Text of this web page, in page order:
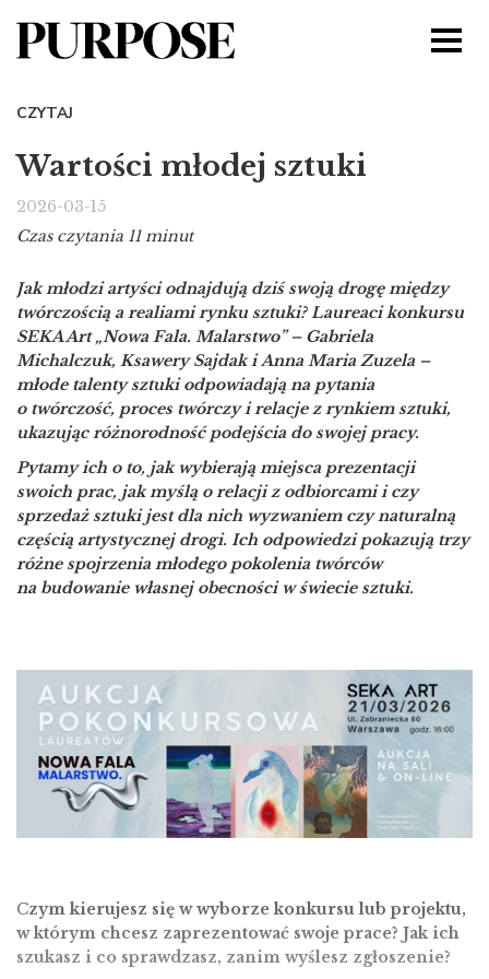
CZYTAJ
Wartości młodej sztuki
2026-03-15
Czas czytania 11 minut
Jak młodzi artyści odnajdują dziś swoją drogę między
twórczością a realiami rynku sztuki? Laureaci konkursu
SEKA Art „Nowa Fala. Malarstwo” – Gabriela
Michalczuk, Ksawery Sajdak i Anna Maria Zuzela –
młode talenty sztuki odpowiadają na pytania
o twórczość, proces twórczy i relacje z rynkiem sztuki,
ukazując różnorodność podejścia do swojej pracy.
Pytamy ich o to, jak wybierają miejsca prezentacji
swoich prac, jak myślą o relacji z odbiorcami i czy
sprzedaż sztuki jest dla nich wyzwaniem czy naturalną
częścią artystycznej drogi. Ich odpowiedzi pokazują trzy
różne spojrzenia młodego pokolenia twórców
na budowanie własnej obecności w świecie sztuki.
Czym kierujesz się w wyborze konkursu lub projektu,
w którym chcesz zaprezentować swoje prace? Jak ich
szukasz i co sprawdzasz, zanim wyślesz zgłoszenie?